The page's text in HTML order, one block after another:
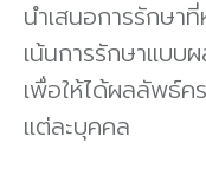
นําเสนอการรักษา
เน้นการรักษาแบบ
เพื่อให้ได้ผลลัพธ์
แต่ละบุคคล